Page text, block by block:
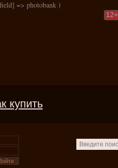
=> photobank )
12+
купить